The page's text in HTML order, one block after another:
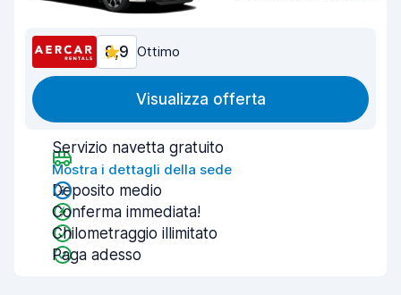
8,9 Ottimo
Visualizza offerta
Servizio navetta gratuito
Mostra i dettagli della sede
Deposito medio
Conferma immediata!
Chilometraggio illimitato
Paga adesso